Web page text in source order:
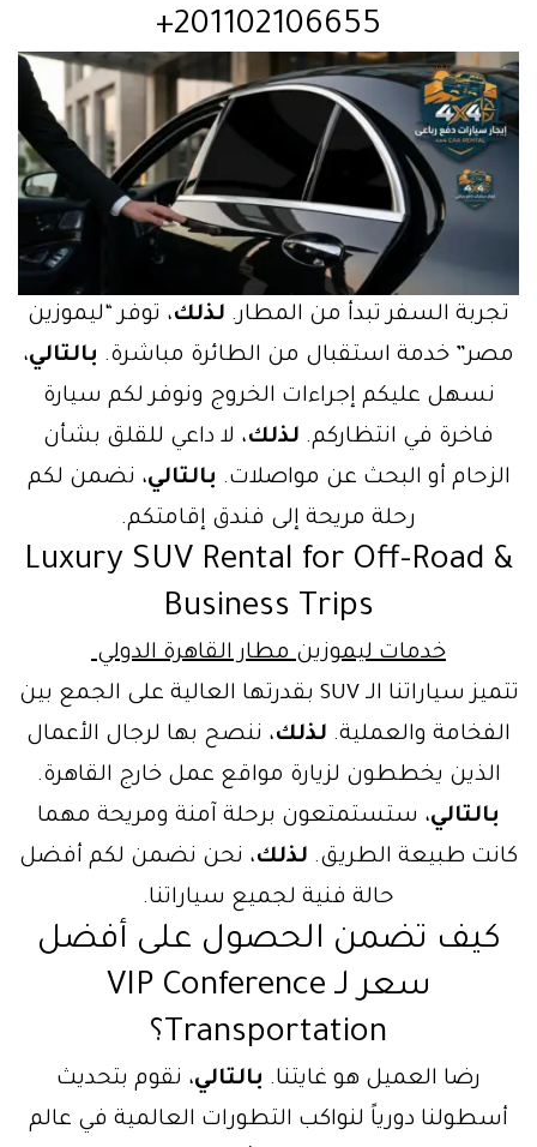
+201102106655
السفر تبدأ من المطار.لذلك، توفر “ليموزين
خدمة استقبال من الطائرة مباشرة.بالتالي،
نسهل عليكم إجراءات الخروج ونوفر لكم سيارة
فاخرة في انتظاركم.لذلك، لا داعي للقلق بشأن
أو البحث عن مواصلات.بالتالي، نضمن لكم
رحلة مريحة إلى فندق إقامتكم.
Luxury SUV Rental for Off-Road
Business Trips
خدمات ليموزين مطار القاهرة الدولي
تتميز سياراتنا الـ SUV بقدرتها العالية على الجمع بين
والعملية.لذلك، ننصح بها لرجال الأعمال
الذين يخططون لزيارة مواقع عمل خارج القاهرة.
بالتالي، ستستمتعون برحلة آمنة ومريحة مهما
طبيعة الطريق.لذلك، نحن نضمن لكم أفضل
حالة فنية لجميع سياراتنا.
كيف تضمن الحصول على أفضل
سعر لـ VIP Conference
Transportation؟
رضا العميل هو غايتنا.بالتالي، نقوم بتحديث
دورياً لنواكب التطورات العالمية في عالم